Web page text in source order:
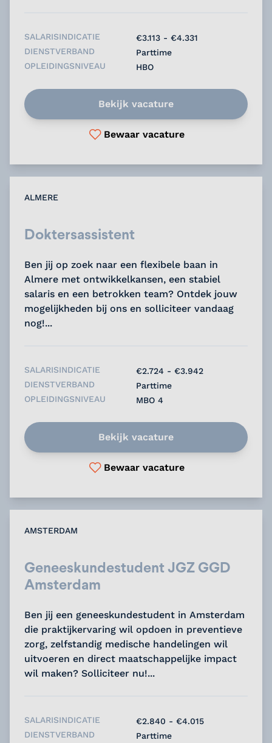
SALARISINDICATIE
€3.113 - €4.331
DIENSTVERBAND
Parttime
OPLEIDINGSNIVEAU
HBO
Bekijk vacature
Bewaar vacature
ALMERE
Doktersassistent
Ben jij op zoek naar een flexibele baan in
Almere met ontwikkelkansen, een stabiel
salaris en een betrokken team? Ontdek jouw
mogelijkheden bij ons en solliciteer vandaag
nog!...
SALARISINDICATIE
€2.724 - €3.942
DIENSTVERBAND
Parttime
OPLEIDINGSNIVEAU
MBO 4
Bekijk vacature
Bewaar vacature
AMSTERDAM
Geneeskundestudent JGZ GGD
Amsterdam
Ben jij een geneeskundestudent in Amsterdam
die praktijkervaring wil opdoen in preventieve
zorg, zelfstandig medische handelingen wil
uitvoeren en direct maatschappelijke impact
wil maken? Solliciteer nu!...
SALARISINDICATIE
€2.840 - €4.015
DIENSTVERBAND
Parttime